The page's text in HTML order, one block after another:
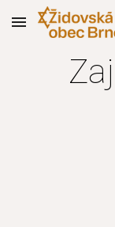
Skip to main